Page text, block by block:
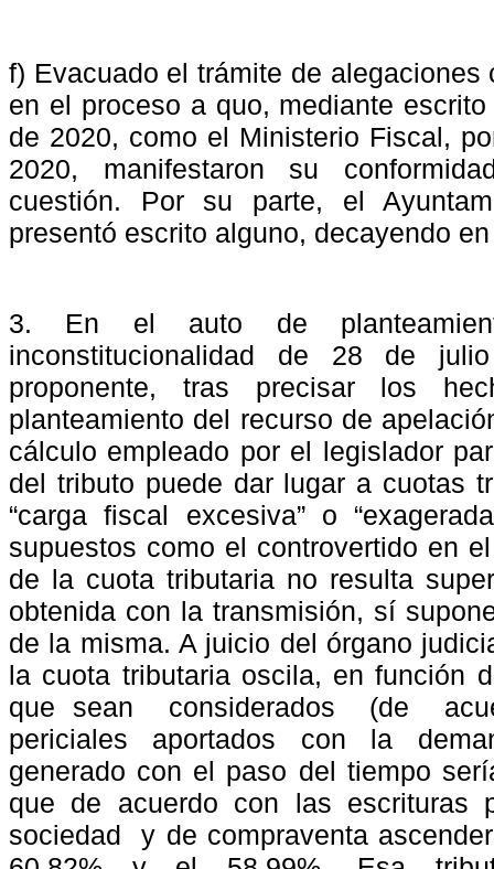
f) Evacuado el trámite de alegaciones
en el proceso a quo, mediante
de 2020, como el Ministerio Fiscal,
2020, manifestaron su
cuestión. Por su parte, el
presentó escrito alguno, decayendo
3. En el auto de
inconstitucionalidad
de 28 de
julio
proponente, tras precisar los
planteamiento del recurso de
cálculo empleado por el legislador
del tributo puede dar lugar a cuotas
“carga fiscal excesiva” o
supuestos como el controvertido en
de la cuota tributaria no resulta
obtenida con la transmisión, sí
de la misma. A juicio del órgano
la cuota tributaria oscila, en función
que sean
considerados (de
periciales
aportados con la
generado con el paso del tiempo
que de acuerdo con las escrituras
sociedad
y de compraventa